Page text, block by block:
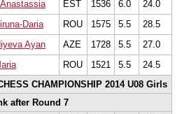
EST 1536 6.0
24.0
Daria ROU 1575 5.5
28.5
Ayan AZE 1728 5.5
27.0
ROU 1521 5.5
24.5
CHAMPIONSHIP 2014 U08 Girls
after Round 7